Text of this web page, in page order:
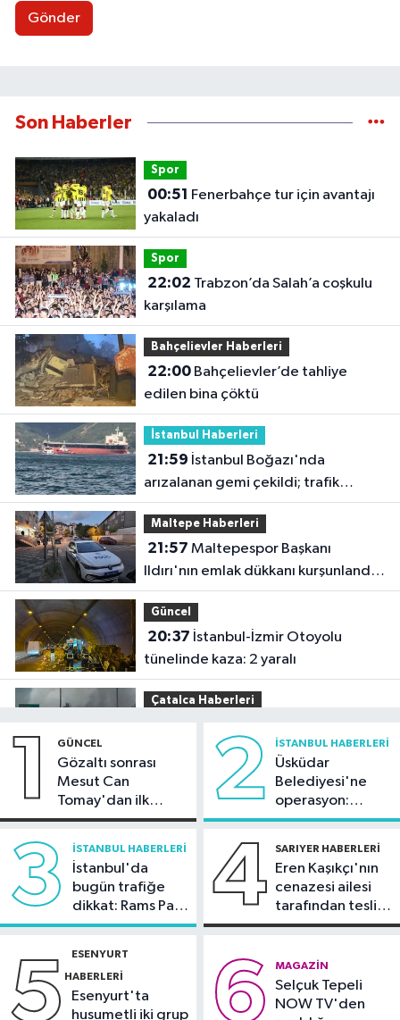
Gönder
Son Haberler
Spor
00:51
yakaladı
Spor
22:02
karşılama
Bahçelievler Haberleri
22:00Bahçelievler’de tahliye
edilen bina çöktü
İstanbul Haberleri
21:59
arızalanan gemi çekildi; trafik
yeniden açıldı
Maltepe Haberleri
21:57
Ildırı'nın emlak dükkanı kurşunlandı:
1 yaralı
Güncel
20:37
tünelinde kaza: 2 yaralı
Çatalca Haberleri
dorsesi yandı; alevler tarım arazisine
sıçradı
güçlendirecek"
20:28
Ünal, yarı finalde
için geri sayım başladı
1 GÜNCEL
Gözaltı sonrası
Mesut Can
Tomay'dan ilk
açıklama
2 İSTANBUL HABERLERI
Üsküdar
Belediyesi'ne
operasyon:
Sinem Dedetaş'a
3 İSTANBUL HABERLERI
İstanbul'da
bugün trafiğe
dikkat: Rams Park
çevresinde bazı
4 SARIYER HABERLERI
Eren Kaşıkçı'nın
cenazesi ailesi
tarafından teslim
alındı
5 ESENYURT
HABERLERI
Esenyurt'ta
husumetli iki grup
6 MAGAZIN
Selçuk Tepeli
NOW TV'den